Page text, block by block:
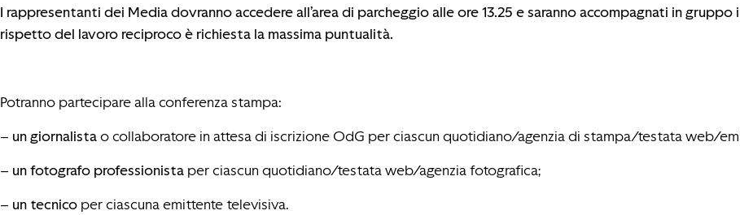
I rappresentanti dei Media dovranno accedere all’area di parcheggio alle ore 13.25 e saranno accompagnati in
rispetto del lavoro reciproco è richiesta la massima puntualità.
Potranno partecipare alla conferenza stampa:
– un giornalistao collaboratore in attesa di iscrizione OdG per ciascun quotidiano/agenzia di stampa/testata web/
– un fotografo professionista per ciascun quotidiano/testata web/agenzia fotografica;
– un tecnico per ciascuna emittente televisiva.